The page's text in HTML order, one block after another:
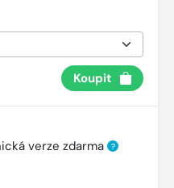
Koupit
verze zdarma ?